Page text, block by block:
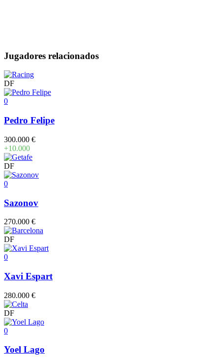
Jugadores relacionados
DF
0
Pedro Felipe
300.000 €
+10.000
DF
0
Sazonov
270.000 €
DF
0
Xavi Espart
280.000 €
DF
0
Yoel Lago